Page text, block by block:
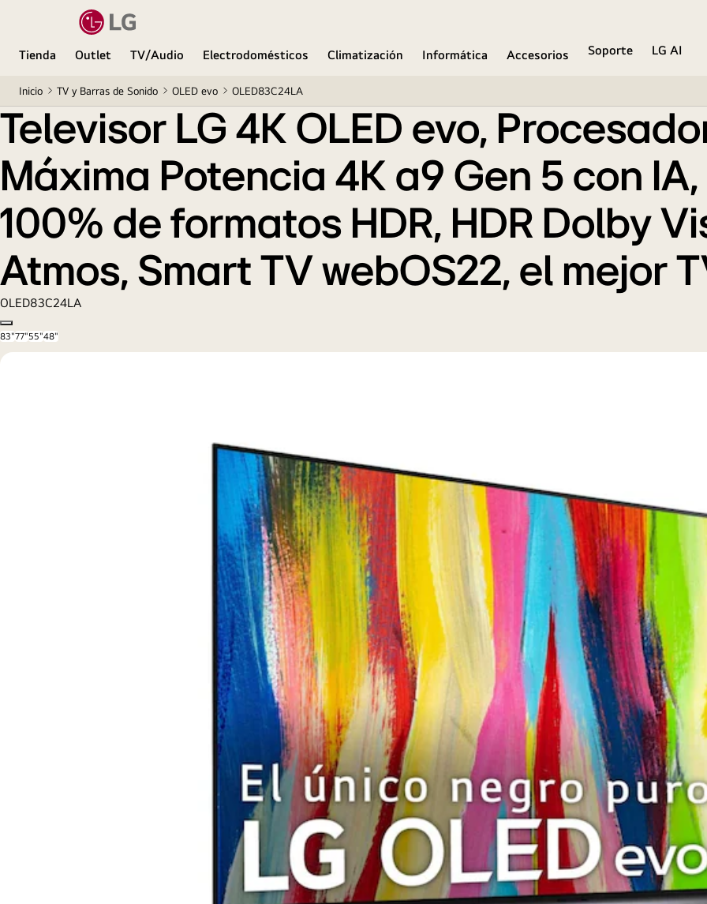
Tienda Outlet TV/Audio Electrodomésticos Climatización Informática Accesorios Soporte LG AI
Inicio TV y Barras de Sonido OLED evo OLED83C24LA
Televisor LG 4K OLED evo,
Máxima Potencia 4K a9 Gen 5 con
100% de formatos HDR, HDR Dolby
Atmos, Smart TV webOS22, el mejor
OLED83C24LA
Copy model name
83"77"55"48"